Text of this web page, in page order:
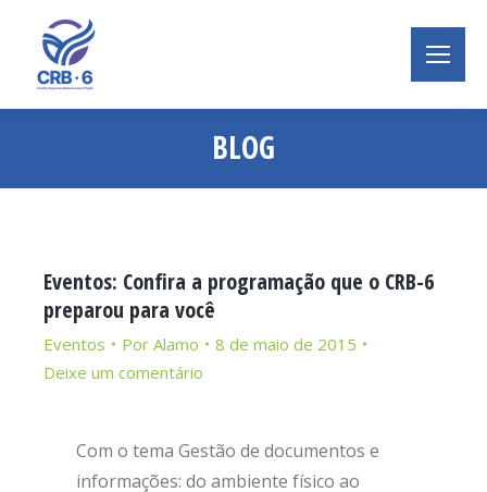
BLOG
Você está aqui:
Eventos: Confira a programação que o CRB-6
preparou para você
Eventos Por Alamo
8 de maio de 2015
Deixe um comentário
Com o tema Gestão de documentos e
informações: do ambiente físico ao